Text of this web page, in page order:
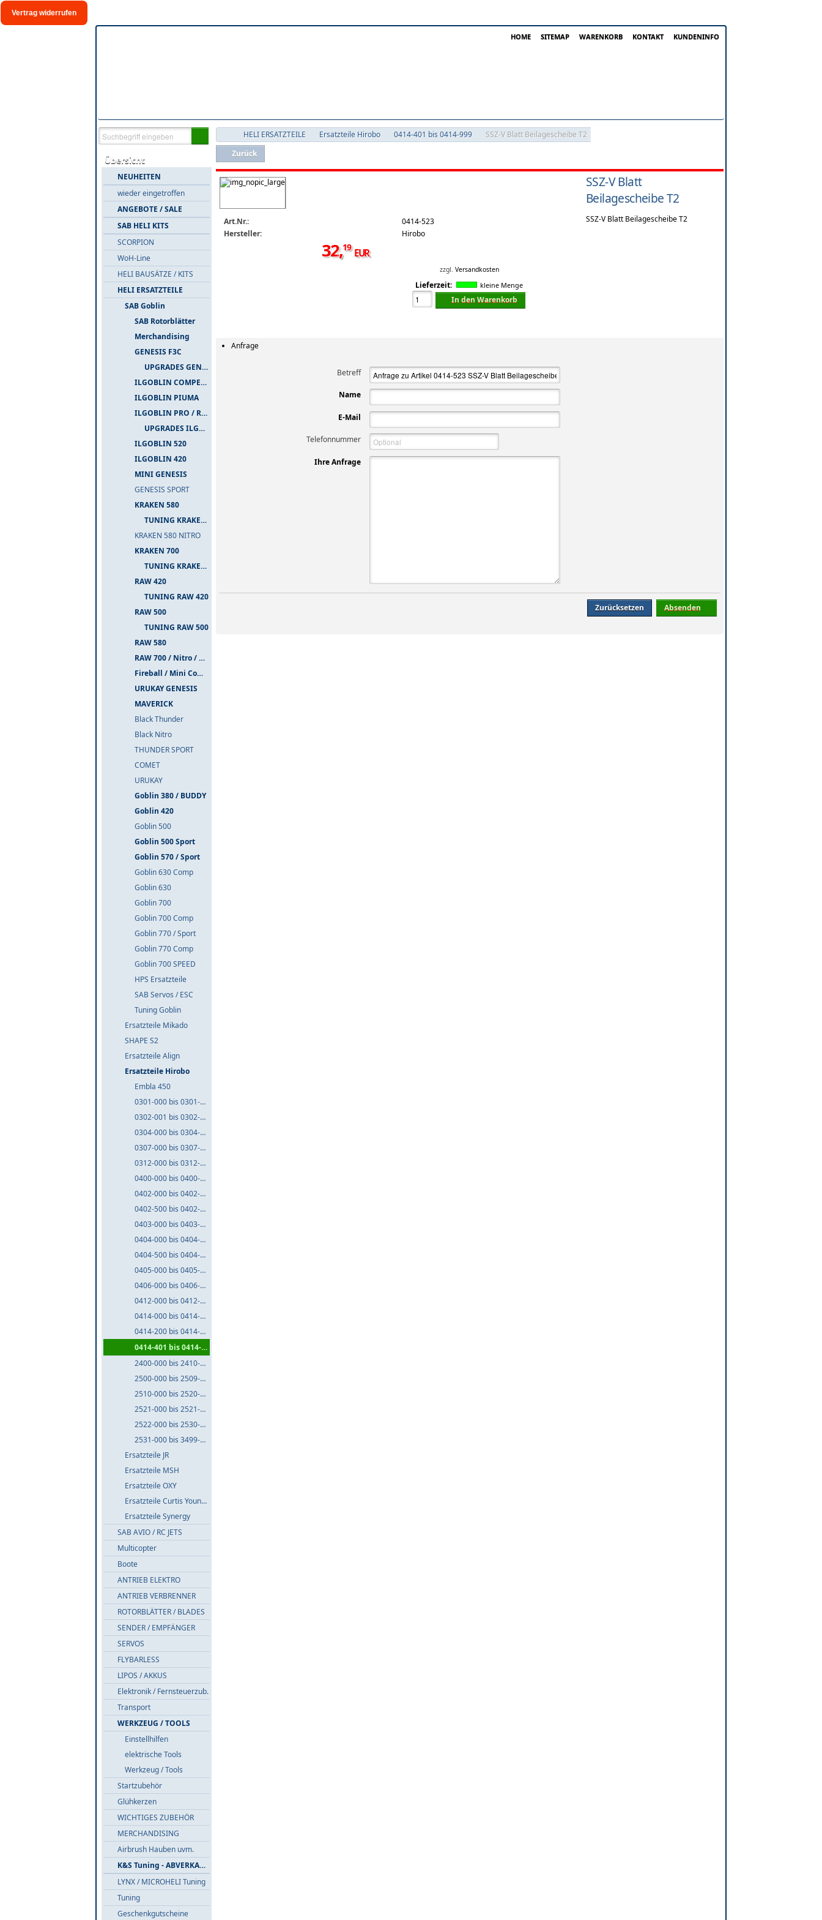
Vertrag widerrufen
HOME SITEMAP WARENKORB KONTAKT KUNDENINFO
Übersicht
NEUHEITEN
wieder eingetroffen
ANGEBOTE / SALE
SAB HELI KITS
SCORPION
WoH-Line
HELI BAUSÄTZE / KITS
HELI ERSATZTEILE
SAB Goblin
SAB Rotorblätter
Merchandising
GENESIS F3C
UPGRADES GENESIS F3C
ILGOBLIN COMPETIZIONE
ILGOBLIN PIUMA
ILGOBLIN PRO / RAW 700
UPGRADES ILGOBLIN PRO / RAW 700
ILGOBLIN 520
ILGOBLIN 420
MINI GENESIS
GENESIS SPORT
KRAKEN 580
TUNING KRAKEN 580
KRAKEN 580 NITRO
KRAKEN 700
TUNING KRAKEN 700
RAW 420
TUNING RAW 420
RAW 500
TUNING RAW 500
RAW 580
RAW 700 / Nitro / PIUMA
Fireball / Mini Comet
URUKAY GENESIS
MAVERICK
Black Thunder
Black Nitro
THUNDER SPORT
COMET
URUKAY
Goblin 380 / BUDDY
Goblin 420
Goblin 500
Goblin 500 Sport
Goblin 570 / Sport
Goblin 630 Comp
Goblin 630
Goblin 700
Goblin 700 Comp
Goblin 770 / Sport
Goblin 770 Comp
Goblin 700 SPEED
HPS Ersatzteile
SAB Servos / ESC
Tuning Goblin
Ersatzteile Mikado
SHAPE S2
Ersatzteile Align
Ersatzteile Hirobo
Embla 450
0301-000 bis 0301-999
0302-001 bis 0302-999
0304-000 bis 0304-999
0307-000 bis 0307-999
0312-000 bis 0312-999
0400-000 bis 0400-999
0402-000 bis 0402-499
0402-500 bis 0402-999
0403-000 bis 0403-999
0404-000 bis 0404-499
0404-500 bis 0404-999
0405-000 bis 0405-999
0406-000 bis 0406-999
0412-000 bis 0412-999
0414-000 bis 0414-199
0414-200 bis 0414-400
0414-401 bis 0414-999
2400-000 bis 2410-999
2500-000 bis 2509-999
2510-000 bis 2520-999
2521-000 bis 2521-999
2522-000 bis 2530-999
2531-000 bis 3499-999
Ersatzteile JR
Ersatzteile MSH
Ersatzteile OXY
Ersatzteile Curtis Youngblood
Ersatzteile Synergy
SAB AVIO / RC JETS
Multicopter
Boote
ANTRIEB ELEKTRO
ANTRIEB VERBRENNER
ROTORBLÄTTER / BLADES
SENDER / EMPFÄNGER
SERVOS
FLYBARLESS
LIPOS / AKKUS
Elektronik / Fernsteuerzub.
Transport
WERKZEUG / TOOLS
Einstellhilfen
elektrische Tools
Werkzeug / Tools
Startzubehör
Glühkerzen
WICHTIGES ZUBEHÖR
MERCHANDISING
Airbrush Hauben uvm.
K&S Tuning - ABVERKAUF
LYNX / MICROHELI Tuning
Tuning
Geschenkgutscheine
HELI ERSATZTEILE Ersatzteile Hirobo 0414-401 bis 0414-999
SSZ-V Blatt Beilagescheibe T2
Zurück
Art.Nr.:
0414-523
Hersteller:
Hirobo
SSZ-V Blatt
Beilagescheibe T2
SSZ-V Blatt Beilagescheibe T2
32,19 EUR
zzgl. Versandkosten
Lieferzeit: kleine Menge
In den Warenkorb
Anfrage
Betreff
Name
E-Mail
Telefonnummer
Ihre Anfrage
Zurücksetzen Absenden